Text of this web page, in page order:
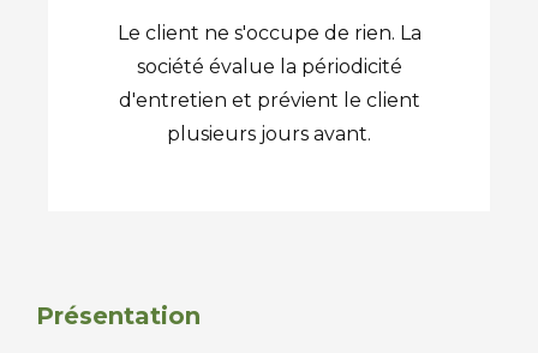
Le client ne s'occupe de rien. La
société évalue la périodicité
d'entretien et prévient le client
plusieurs jours avant.
Présentation